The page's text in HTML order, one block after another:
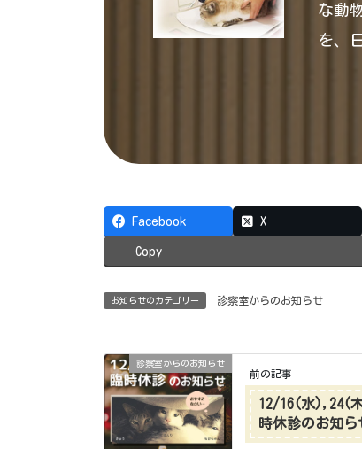
な動
を、
Facebook X
Copy
お知らせのカテゴリー 診察室からのお知らせ
診察室からのお知らせ
前の記事
12/16(水),24(
時休診のお知ら